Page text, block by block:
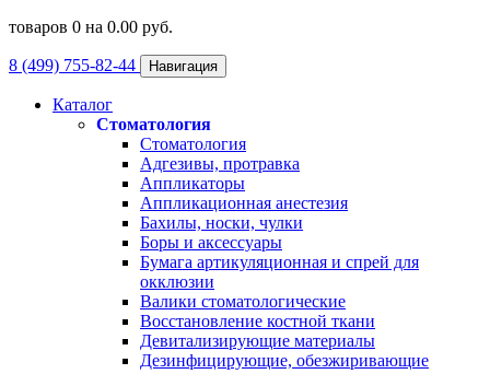
товаров 0 на 0.00 руб.
8 (499) 755-82-44 Навигация
Каталог
Стоматология
Стоматология
Адгезивы, протравка
Аппликаторы
Аппликационная анестезия
Бахилы, носки, чулки
Боры и аксессуары
Бумага артикуляционная и спрей для
окклюзии
Валики стоматологические
Восстановление костной ткани
Девитализирующие материалы
Дезинфицирующие, обезжиривающие